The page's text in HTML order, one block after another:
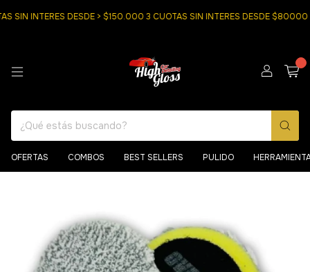
INTERES DESDE > $150.000 3 CUOTAS SIN INTERES DESDE $80000
OFERTAS COMBOS BEST SELLERS PULIDO